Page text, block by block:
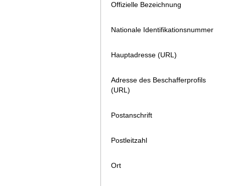
Offizielle Bezeichnung
Nationale Identifikationsnummer
Hauptadresse (URL)
Adresse des Beschafferprofils
(URL)
Postanschrift
Postleitzahl
Ort